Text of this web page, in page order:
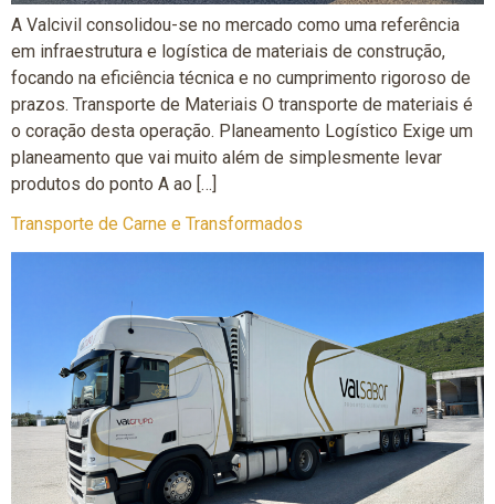
A Valcivil consolidou-se no mercado como uma referência
em infraestrutura e logística de materiais de construção,
focando na eficiência técnica e no cumprimento rigoroso de
prazos. Transporte de Materiais O transporte de materiais é
o coração desta operação. Planeamento Logístico Exige um
planeamento que vai muito além de simplesmente levar
produtos do ponto A ao […]
Transporte de Carne e Transformados